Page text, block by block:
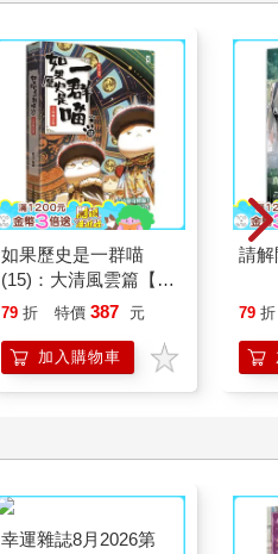
如果歷史是一群喵
(15)：大清風雲篇【萌
貓漫畫學歷史】
79 折 特價 387 元
加入購物車
請解
79 折